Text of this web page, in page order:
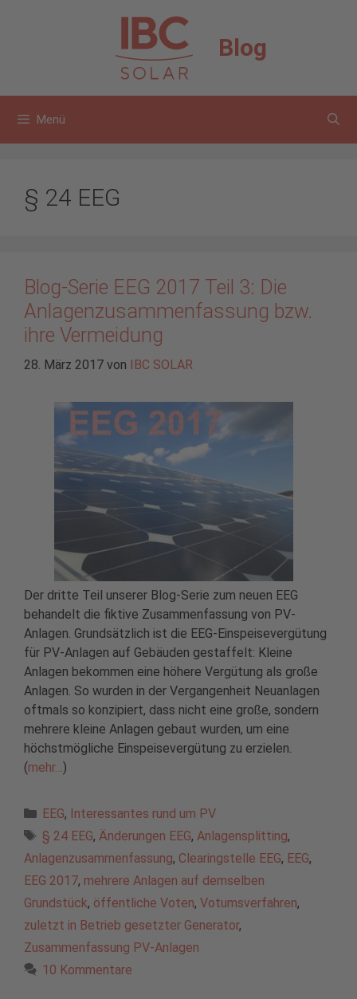
Blog
Menü
§ 24 EEG
Blog-Serie EEG 2017 Teil 3: Die
Anlagenzusammenfassung bzw.
ihre Vermeidung
28. März 2017 von IBC SOLAR
Der dritte Teil unserer Blog-Serie zum neuen EEG
behandelt die fiktive Zusammenfassung von PV-
Anlagen. Grundsätzlich ist die EEG-Einspeisevergütung
für PV-Anlagen auf Gebäuden gestaffelt: Kleine
Anlagen bekommen eine höhere Vergütung als große
Anlagen. So wurden in der Vergangenheit Neuanlagen
oftmals so konzipiert, dass nicht eine große, sondern
mehrere kleine Anlagen gebaut wurden, um eine
höchstmögliche Einspeisevergütung zu erzielen.
(mehr…)
Kategorien
EEG, Interessantes rund um PV
Schlagwörter
§ 24 EEG, Änderungen EEG, Anlagensplitting,
Anlagenzusammenfassung, Clearingstelle EEG, EEG,
EEG 2017, mehrere Anlagen auf demselben
Grundstück, öffentliche Voten, Votumsverfahren,
zuletzt in Betrieb gesetzter Generator,
Zusammenfassung PV-Anlagen
10 Kommentare